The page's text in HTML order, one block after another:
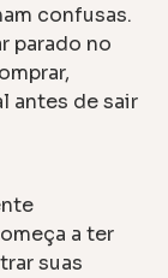
confusas.
parado no
antes de sair
a ter
suas